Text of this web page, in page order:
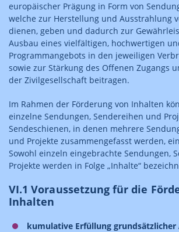
europäischer Prägung in Form von
welche zur Herstellung und Ausstrahlung
dienen, geben und dadurch zur
Ausbau eines vielfältigen, hochwertigen
Programmangebots in den jeweiligen
sowie zur Stärkung des Offenen Zugangs
der Zivilgesellschaft beitragen.
Im Rahmen der Förderung von Inhalten
einzelne Sendungen, Sendereihen und
Sendeschienen, in denen mehrere
und Projekte zusammengefasst werden,
Sowohl einzeln eingebrachte Sendungen,
Projekte werden in Folge „Inhalte“
VI.1 Voraussetzung für die
Inhalten
kumulative Erfüllung grundsätzlicher